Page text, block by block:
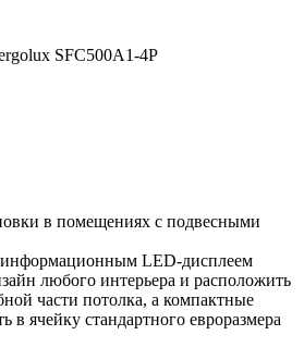
SFC500A1-4P
в помещениях с подвесными
информационным LED-дисплеем
любого интерьера и расположить
части потолка, а компактные
в ячейку стандартного евроразмера